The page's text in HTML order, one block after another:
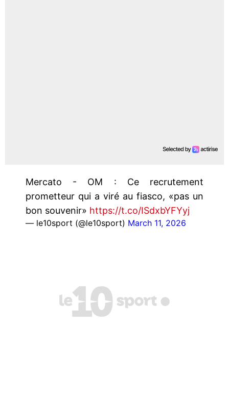
Mercato - OM : Ce recrutement
prometteur qui a viré au fiasco, «pas un
bon souvenir» https://t.co/ISdxbYFYyj
— le10sport (@le10sport) March 11, 2026